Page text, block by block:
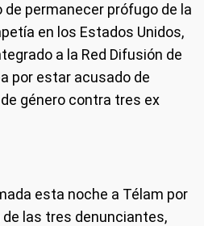
de permanecer prófugo de la
en los Estados Unidos,
a la Red Difusión de
por estar acusado de
género contra tres ex
esta noche a Télam por
las tres denunciantes,